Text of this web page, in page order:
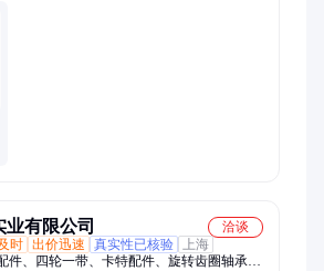
有限公司
洽谈
时 出价迅速 真实性已核验
上海
件、四轮一带、卡特配件、旋转齿圈轴承、